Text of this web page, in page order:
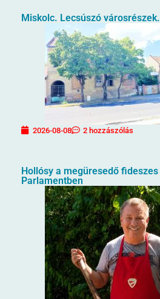
Miskolc. Lecsúszó
2026-08-08 2 hozzászólás
Hollósy a megüresedő
Parlamentben